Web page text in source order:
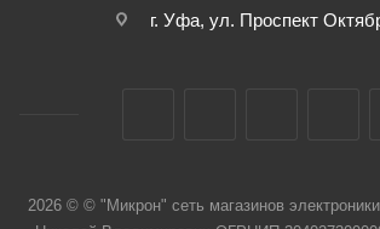
г. Уфа, ул. Проспект
2026 © © "Микрон" сеть магазинов